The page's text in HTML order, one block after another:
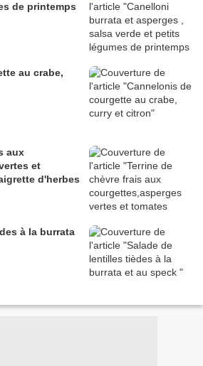
de printemps
crabe,
aux
et
d'herbes
à la burrata